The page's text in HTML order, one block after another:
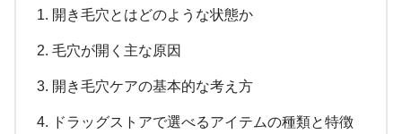
開き毛穴とはどのような状態か
毛穴が開く主な原因
開き毛穴ケアの基本的な考え方
ドラッグストアで選べるアイテムの種類と特徴